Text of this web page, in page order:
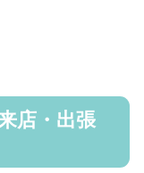
店・出張